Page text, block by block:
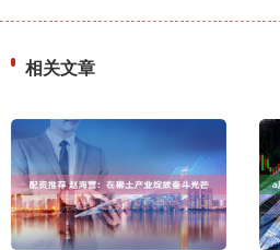
相关文章